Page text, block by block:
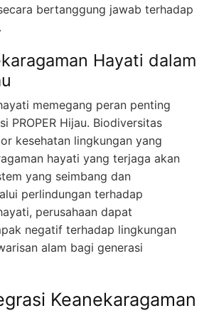
bertanggung jawab terhadap
Hayati dalam
memegang peran penting
PROPER Hijau. Biodiversitas
kesehatan lingkungan yang
hayati yang terjaga akan
yang seimbang dan
perlindungan terhadap
perusahaan dapat
negatif terhadap lingkungan
alam bagi generasi
Keanekaragaman